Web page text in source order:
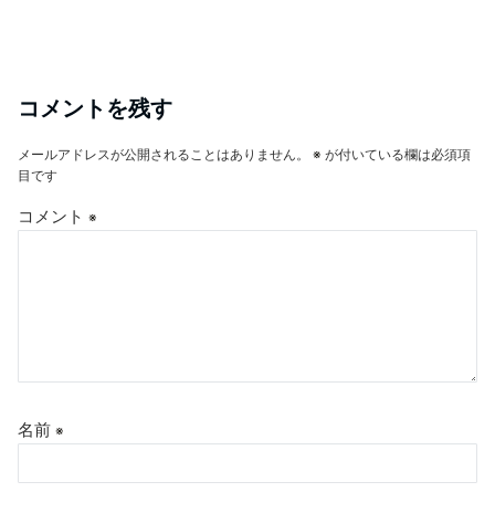
コメントを残す
メールアドレスが公開されることはありません。 ※ が付いている欄は必須項
目です
コメント ※
名前 ※